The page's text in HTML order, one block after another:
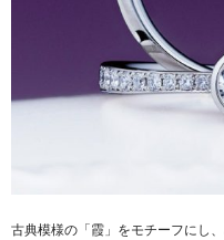
古典模様の「霞」をモチーフにし